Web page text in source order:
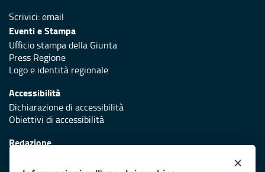
Scrivici:email
Eventi e Stampa
Ufficio stampa della Giunta
Press Regione
Logo e identità regionale
Accessibilità
Dichiarazione di accessibilità
Obiettivi di accessibilità
Redazione
×